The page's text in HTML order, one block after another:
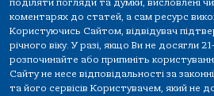
поділяти погляди та думки, висловлені
коментарях до статей, а сам ресурс
Користуючись Сайтом, відвідувач
річного віку. У разі, якщо Ви не досягли
розпочинайте або припиніть
Сайту не несе відповідальності за
та його сервісів Користувачем, який не